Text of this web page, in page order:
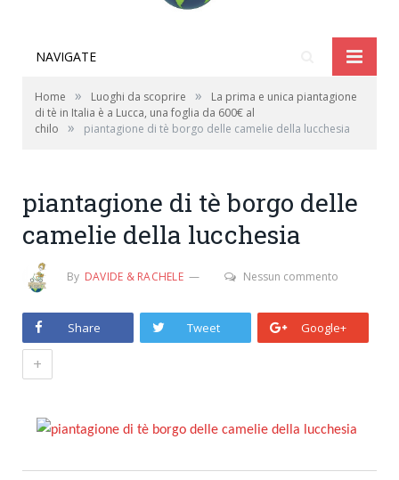
NAVIGATE
Home » Luoghi da scoprire »
La prima e unica piantagione
di tè in Italia è a Lucca, una foglia da 600€ al
chilo
» piantagione di tè borgo delle camelie della lucchesia
piantagione di tè borgo delle
camelie della lucchesia
By DAVIDE & RACHELE Nessun commento
Share Tweet Google+
+